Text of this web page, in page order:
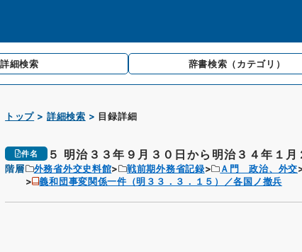
詳細検索 辞書検索 （カテゴリ）
トップ 詳細検索 目録詳細
件名 ５ 明治３３年９月３０日から明治３４年１月
階層 外務省外交史料館 戦前期外務省記録 Ａ門 政治、外交
義和団事変関係一件（明３３．３．１５）／各国ノ撤兵